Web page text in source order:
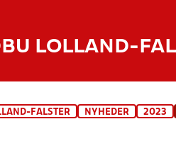
LOLLAND-
FALSTER NYHEDER 2023